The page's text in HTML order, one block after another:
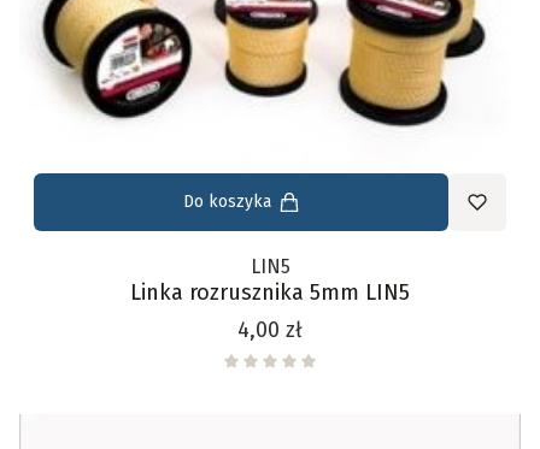
Do koszyka
LIN5
Linka rozrusznika 5mm LIN5
Cena
4,00 zł